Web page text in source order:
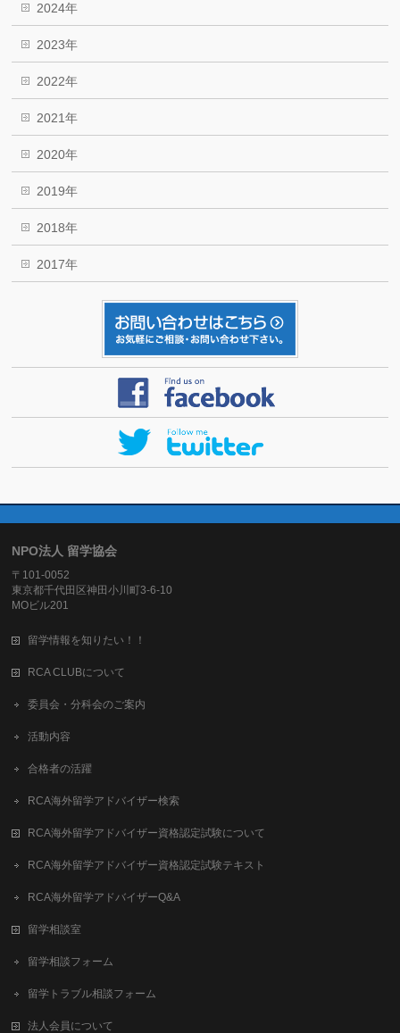
2024年
2023年
2022年
2021年
2020年
2019年
2018年
2017年
NPO法人 留学協会
〒101-0052
東京都千代田区神田小川町3-6-10
MOビル201
留学情報を知りたい！！
RCA CLUBについて
委員会・分科会のご案内
活動内容
合格者の活躍
RCA海外留学アドバイザー検索
RCA海外留学アドバイザー資格認定試験について
RCA海外留学アドバイザー資格認定試験テキスト
RCA海外留学アドバイザーQ&A
留学相談室
留学相談フォーム
留学トラブル相談フォーム
法人会員について